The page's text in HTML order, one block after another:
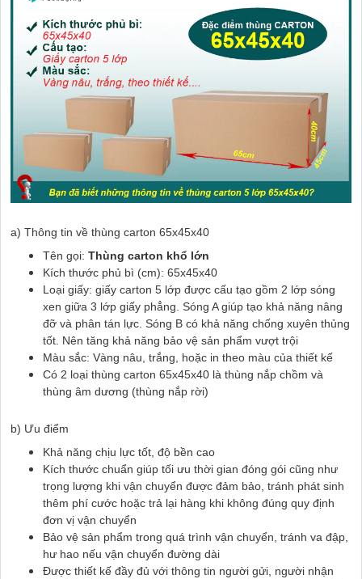
a) Thông tin về thùng carton 65x45x40
Tên gọi: Thùng carton khổ lớn
Kích thước phủ bì (cm): 65x45x40
Loại giấy: giấy carton 5 lớp được cấu tạo gồm 2 lớp sóng
xen giữa 3 lớp giấy phẳng. Sóng A giúp tạo khả năng nâng
đỡ và phân tán lực. Sóng B có khả năng chống xuyên thủng
tốt. Nên tăng khả năng bảo vệ sản phẩm vượt trội
Màu sắc: Vàng nâu, trắng, hoặc in theo màu của thiết kế
Có 2 loại thùng carton 65x45x40 là thùng nắp chồm và
thùng âm dương (thùng nắp rời)
b) Ưu điểm
Khả năng chịu lực tốt, độ bền cao
Kích thước chuẩn giúp tối ưu thời gian đóng gói cũng như
trọng lượng khi vận chuyển được đảm bảo, tránh phát sinh
thêm phí cước hoặc trả lại hàng khi không đúng quy định
đơn vị vận chuyển
Bảo vệ sản phẩm trong quá trình vận chuyển, tránh va đập,
hư hao nếu vận chuyển đường dài
Được thiết kế đầy đủ với thông tin người gửi, người nhận